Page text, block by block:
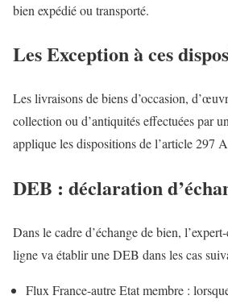
bien expédié ou transporté.
Les Exception à ces
Les livraisons de biens d’occasion,
collection ou d’antiquités effectuées par
applique les dispositions de l’article 297
DEB : déclaration
Dans le cadre d’échange de bien,
ligne va établir une DEB dans les cas
Flux France-autre Etat membre :